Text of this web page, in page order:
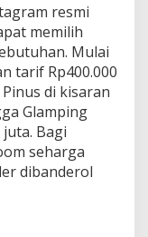
resmi
memilih
Mulai
tarif Rp400.000
di kisaran
Glamping
Bagi
seharga
dibanderol